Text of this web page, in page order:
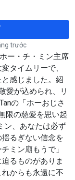
trước
ー・チ・ミン主席
タイムリーで、
感じました。紹
愛が込められ、リ
の「ホーおじさ
限の慈愛を思い起
ン、あなたは必ず
るぎない信念を
ミン廟もうで」
るものがありま
からも永遠に不